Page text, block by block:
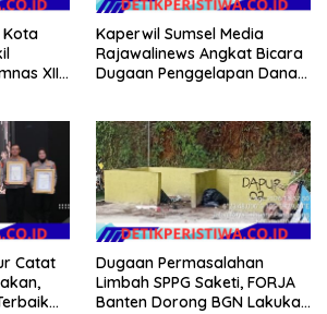
Kota
XII
Kaperwil Sumsel Media
Rajawalinews Angkat Bicara
Dugaan Penggelapan Dana
Hilang 3 Bulan Bawa
Anggaran Pembangunan
Catat
Dugaan Permasalahan
Limbah SPPG Saketi, FORJA
Banten Dorong BGN Lakukan